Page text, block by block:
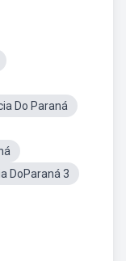
Do Paraná
DoParaná 3